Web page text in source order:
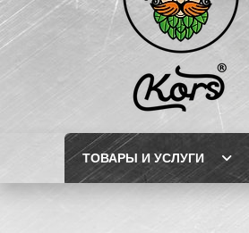
ТОВАРЫ И УСЛУГИ